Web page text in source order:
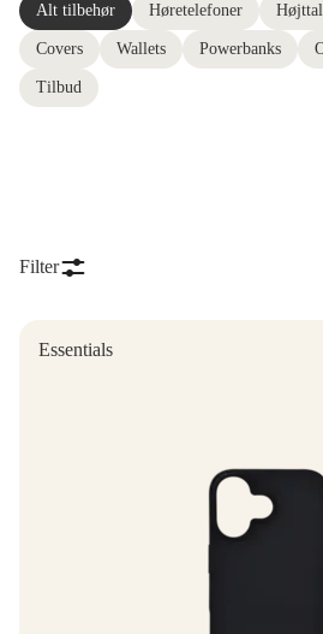
Alt tilbehør Høretelefoner
Covers Wallets Powerbanks
Tilbud
Filter
Essentials